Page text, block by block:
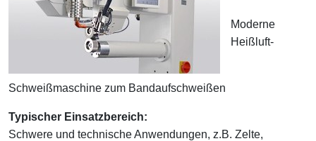
Moderne
Heißluft-
Schweißmaschine zum Bandaufschweißen
Typischer Einsatzbereich:
Schwere und technische Anwendungen, z.B. Zelte,